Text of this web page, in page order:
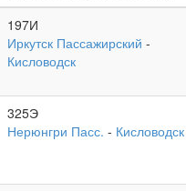
197И
Иркутск Пассажирский -
Кисловодск
325Э
Нерюнгри Пасс. - Кисловодск